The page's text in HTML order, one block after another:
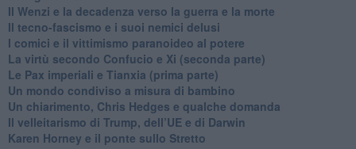
Il Wenzi e la decadenza verso la guerra e la morte
​Il tecno-fascismo e i suoi nemici delusi
​I comici e il vittimismo paranoideo al potere
​La virtù secondo Confucio e Xi (seconda parte)
Le Pax imperiali e Tianxia (prima parte)
Un mondo condiviso a misura di bambino
​Un chiarimento, Chris Hedges e qualche domanda
Il velleitarismo di Trump, dell’UE e di Darwin
​Karen Horney e il ponte sullo Stretto